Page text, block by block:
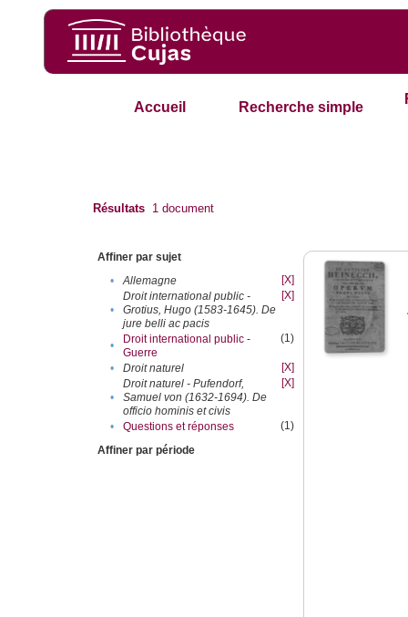
Accueil Recherche simple
Résultats 1 document
Affiner par sujet
•
Allemagne [X]
•
Droit international public -
Grotius, Hugo (1583-1645). De
jure belli ac pacis
[X]
•
Droit international public -
Guerre
(1)
• Droit naturel [X]
•
Droit naturel - Pufendorf,
Samuel von (1632-1694). De
officio hominis et civis
[X]
• Questions et réponses
(1)
Affiner par période